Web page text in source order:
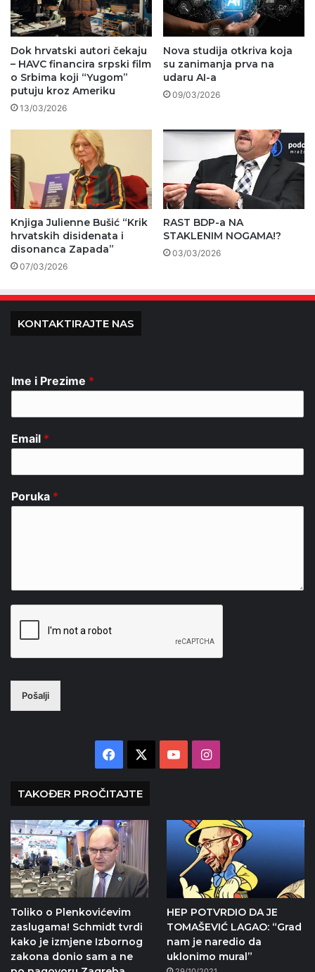
Dok hrvatski autori čekaju
– HAVC financira srpski film
o Srbima koji “Yugom”
putuju kroz Ameriku
13/03/2026
Nova studija otkriva koja
su zanimanja prva na
udaru AI-a
09/03/2026
Knjiga Julienne Bušić “Krik
hrvatskih disidenata i
disonanca Zapada”
07/03/2026
RAST BDP-a NA
STAKLENIM NOGAMA!?
03/03/2026
KONTAKTIRAJTE NAS
Ime i Prezime *
Email *
Poruka *
Pošalji
Facebook YouTubeInstagram
TAKOĐER PROČITAJTE
Toliko o Plenkovićevim
zaslugama! Schmidt tvrdi
kako je izmjene Izbornog
zakona donio sam a ne
HEP POTVRDIO DA JE
TOMAŠEVIĆ LAGAO: “Grad
nam je naredio da
uklonimo mural”